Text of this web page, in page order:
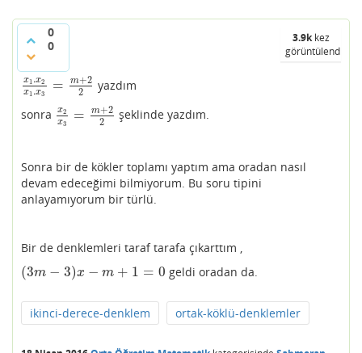
0
0
3.9kkez
görüntülendi
x1 .x2
x1 .x3 = m+2
2
x1.x2 x1. 3=m +22
yazdım
sonra
x2
x3 = m+2
2
x2x 3= m+22 şeklinde yazdım.
Sonra bir de kökler toplamı yaptım ama oradan nasıl
devam edeceğimi bilmiyorum. Bu soru tipini
anlayamıyorum bir türlü.
Bir de denklemleri taraf tarafa çıkarttım ,
(3m − 3)x − m + 1 = 0
(3m− 3)x −m+ 1= 0 geldi oradan da.
ikinci-derece-denklem ortak-köklü-denklemler